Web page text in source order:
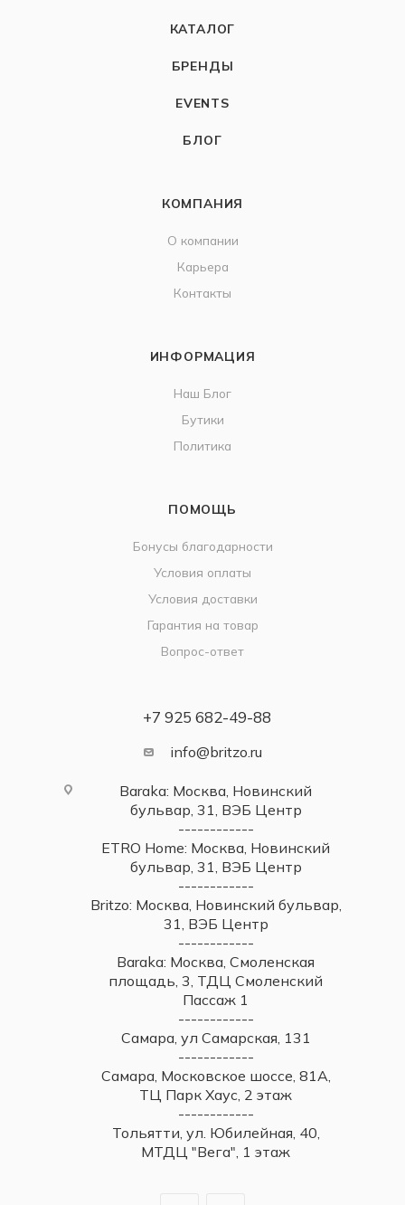
КАТАЛОГ
БРЕНДЫ
EVENTS
БЛОГ
КОМПАНИЯ
О компании
Карьера
Контакты
ИНФОРМАЦИЯ
Наш Блог
Бутики
Политика
ПОМОЩЬ
Бонусы благодарности
Условия оплаты
Условия доставки
Гарантия на товар
Вопрос-ответ
+7 925 682-49-88
info@britzo.ru
Baraka: Москва, Новинский
бульвар, 31, ВЭБ Центр
------------
ETRO Home: Москва, Новинский
бульвар, 31, ВЭБ Центр
------------
Britzo: Москва, Новинский бульвар,
31, ВЭБ Центр
------------
Baraka: Москва, Смоленская
площадь, 3, ТДЦ Смоленский
Пассаж 1
------------
Самара, ул Самарская, 131
------------
Самара, Московское шоссе, 81А,
ТЦ Парк Хаус, 2 этаж
------------
Тольятти, ул. Юбилейная, 40,
МТДЦ "Вега", 1 этаж